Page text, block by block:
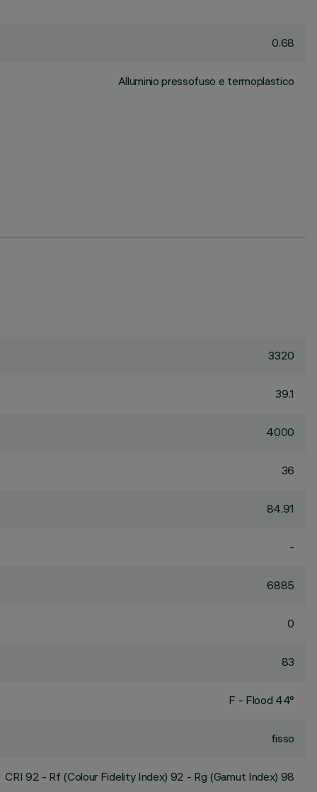
0.68
Alluminio pressofuso e termoplastico
3320
39.1
4000
36
84.91
-
6885
0
83
F - Flood 44°
fisso
CRI 92 - Rf (Colour Fidelity Index) 92 - Rg (Gamut Index) 98